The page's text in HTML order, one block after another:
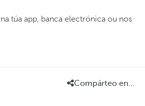
túa app, banca electrónica ou nos
Compárteo en...